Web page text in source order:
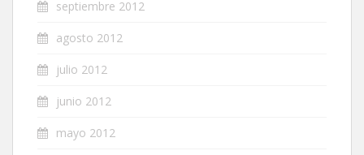
septiembre 2012
agosto 2012
julio 2012
junio 2012
mayo 2012